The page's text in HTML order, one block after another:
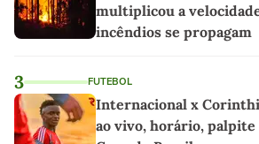
multiplicou a
incêndios se propagam
3 FUTEBOL
Internacional x
ao vivo, horário, palpite